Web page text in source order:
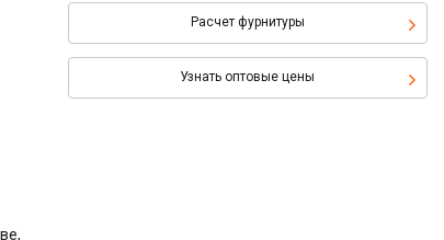
Расчет фурнитуры
Узнать оптовые цены